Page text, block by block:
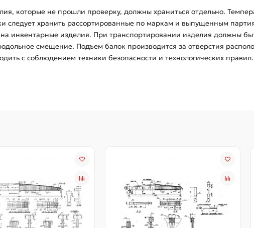
которые не прошли проверку, должны храниться отдельно.
следует хранить рассортированные по маркам и выпущенным
инвентарные изделия. При транспортировании изделия должны
смещение. Подъем балок производится за отверстия
с соблюдением техники безопасности и технологических